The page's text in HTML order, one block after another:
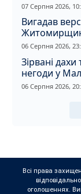
07 Серпня 2026,
Вигадав
вбивство
06 Серпня 2026,
Зірвані дахи
негоди у
06 Серпня 2026,
Всі права
оголошеннях.